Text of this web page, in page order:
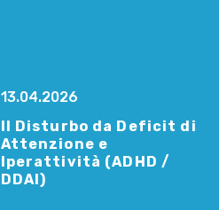
13.04.2026
Il Disturbo da Deficit di
Attenzione e
Iperattività (ADHD /
DDAI)